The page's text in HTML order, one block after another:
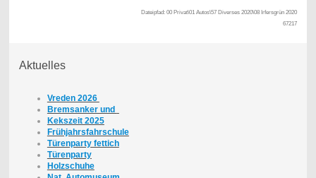
Dateipfad: 00 Privat\01 Autos\57 Diverses 2020\08 Irfersgrün 2020
67217
Aktuelles
Vreden 2026
Bremsanker und
Kekszeit 2025
Frühjahrsfahrschule
Türenparty fettich
Türenparty
Holzschuhe